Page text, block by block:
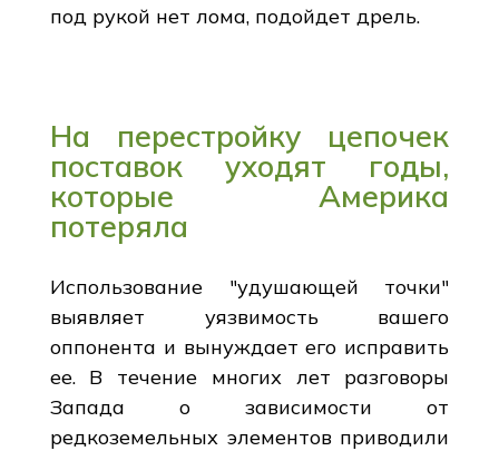
под рукой нет лома, подойдет дрель.
На перестройку цепочек
поставок уходят годы,
которые Америка
потеряла
Использование "удушающей точки"
выявляет уязвимость вашего
оппонента и вынуждает его исправить
ее. В течение многих лет разговоры
Запада о зависимости от
редкоземельных элементов приводили